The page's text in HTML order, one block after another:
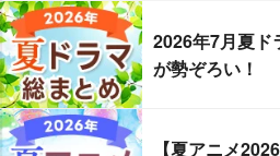
2026年7月夏ド
が勢ぞろい！
【夏アニメ